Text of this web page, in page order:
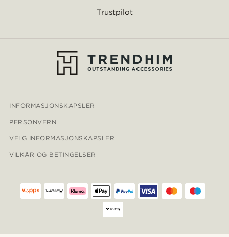
Trustpilot
INFORMASJONSKAPSLER
PERSONVERN
VELG INFORMASJONSKAPSLER
VILKÅR OG BETINGELSER